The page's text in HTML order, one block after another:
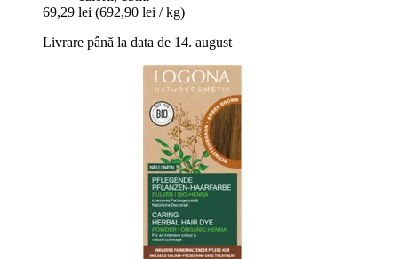
69,29 lei (692,90 lei / kg)
Livrare până la data de 14. august